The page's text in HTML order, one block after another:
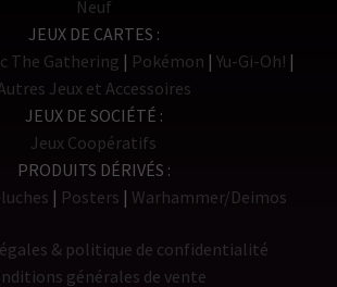
Neuf
JEUX DE CARTES
The Gathering Pokémon Yu-Gi-Oh!
Jeux et Accessoires
JEUX DE SOCIÉTÉ
Jeux Coopératifs
PRODUITS DÉRIVÉS
Posters Warhammer/Deimos
& politique de confidentialité
générales de vente